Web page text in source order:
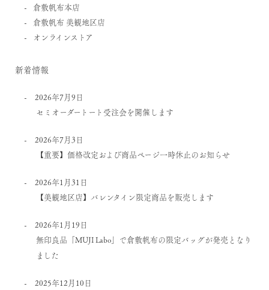
倉敷帆布本店
倉敷帆布 美観地区店
オンラインストア
新着情報
2026年7月9日
セミオーダートート受注会を開催します
2026年7月3日
【重要】価格改定および商品ページ一時休止のお知らせ
2026年1月31日
【美観地区店】バレンタイン限定商品を販売します
2026年1月19日
無印良品「MUJI Labo」で倉敷帆布の限定バッグが発売となり
ました
2025年12月10日